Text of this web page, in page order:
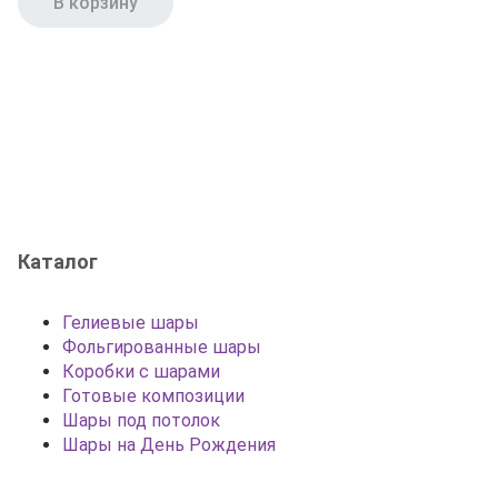
Каталог
Гелиевые шары
Фольгированные шары
Коробки с шарами
Готовые композиции
Шары под потолок
Шары на День Рождения